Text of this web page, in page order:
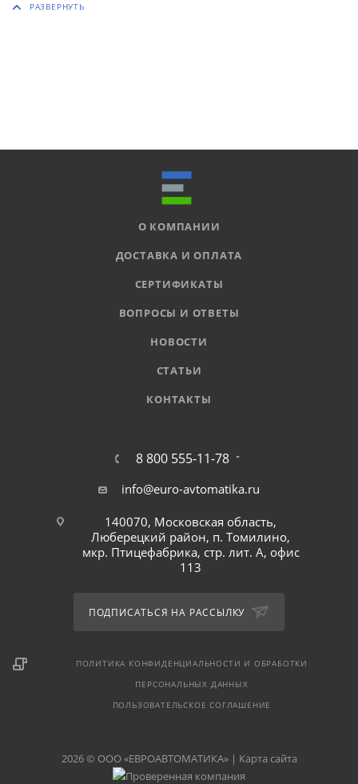
О КОМПАНИИ
ДОСТАВКА И ОПЛАТА
СЕРТИФИКАТЫ
ВОПРОСЫ И ОТВЕТЫ
НОВОСТИ
СТАТЬИ
КОНТАКТЫ
8 800 555-11-78
info@euro-avtomatika.ru
140070, Московская область,
Люберецкий район, п. Томилино,
мкр. Птицефабрика, стр. лит. А, офис
113
ПОДПИСАТЬСЯ НА РАССЫЛКУ
ПОЛИТИКА КОНФИДЕНЦИАЛЬНОСТИ И ОБРАБОТКИ
ПЕРСОНАЛЬНЫХ ДАННЫХ
ПОЛЬЗОВАТЕЛЬСКОЕ СОГЛАШЕНИЕ
2026 © ООО «ЕВРОАВТОМАТИКА» | Карта сайта